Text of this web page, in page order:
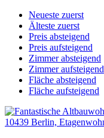
Neueste zuerst
Älteste zuerst
Preis absteigend
Preis aufsteigend
Zimmer absteigend
Zimmer aufsteigend
Fläche absteigend
Fläche aufsteigend